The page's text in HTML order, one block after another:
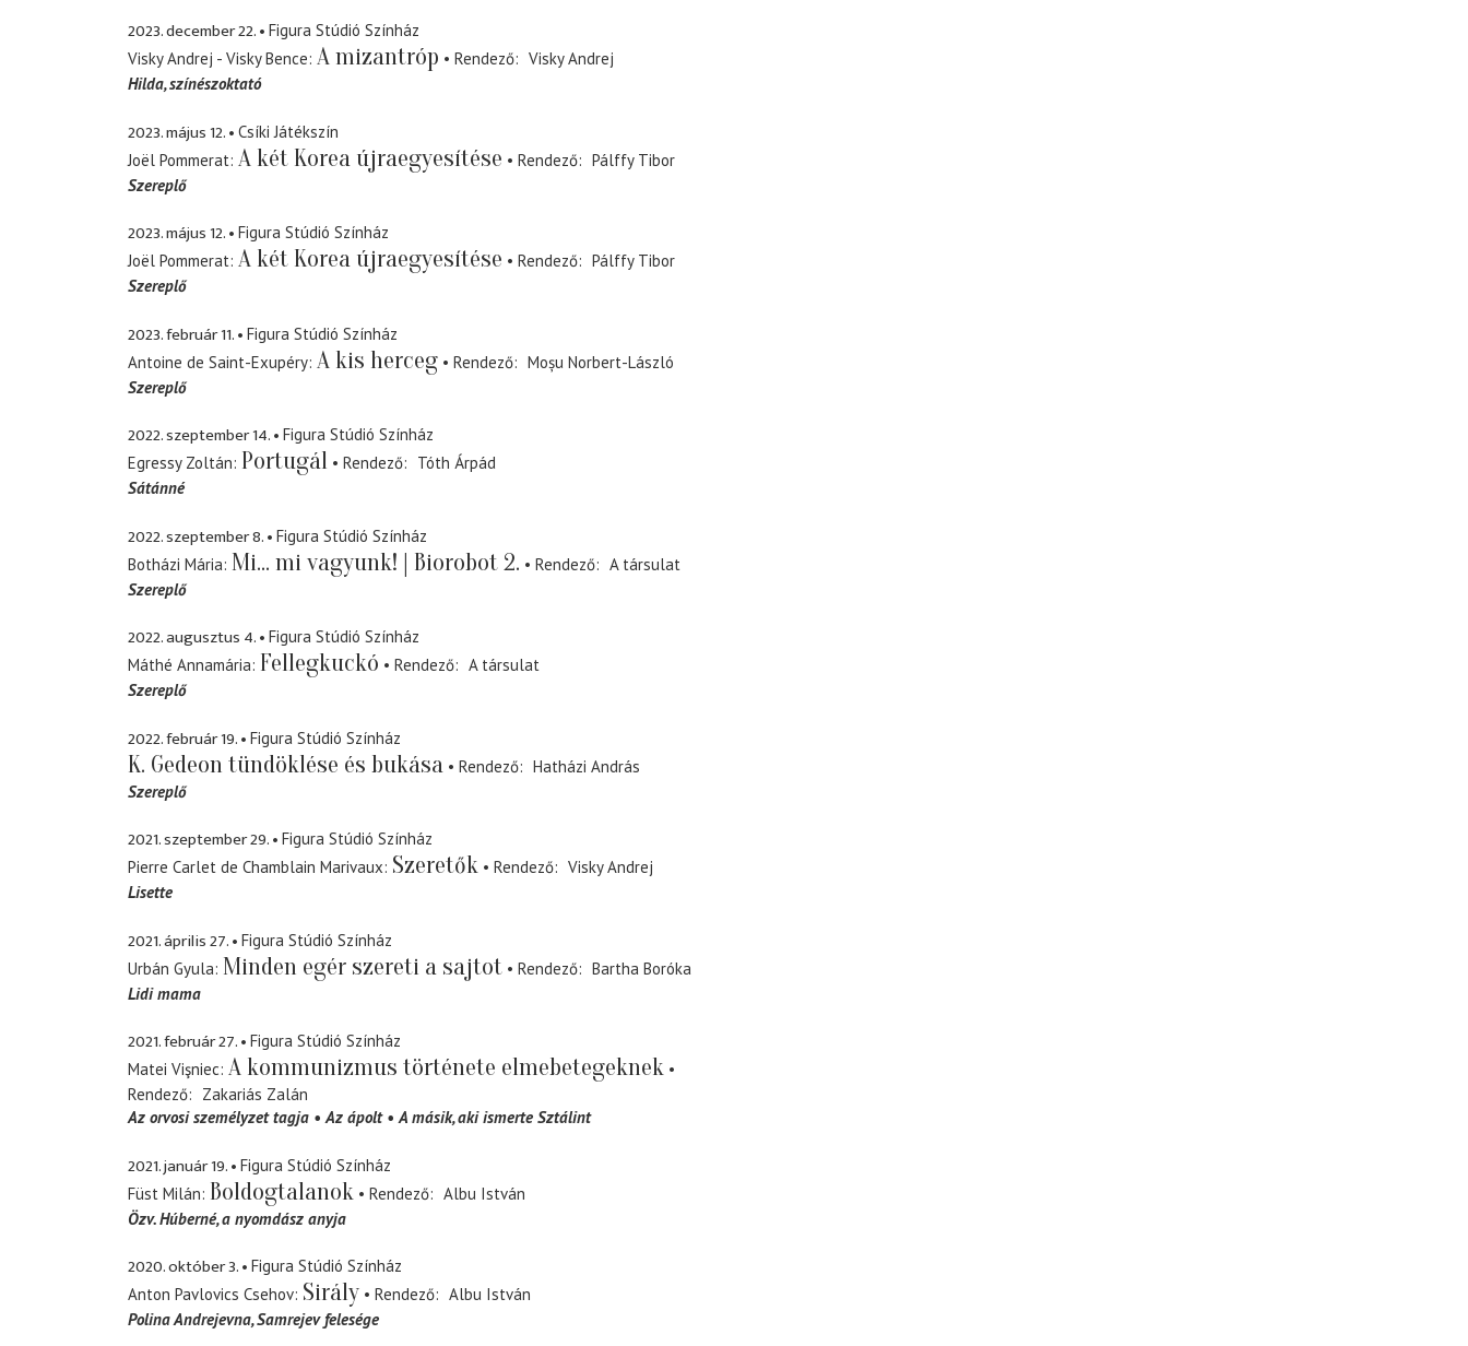
2023. december 22.
Figura Stúdió Színház
Visky Andrej - Visky Bence A mizantróp Rendező
Visky Andrej
Hilda színészoktató
2023. május 12.
Csíki Játékszín
Joël Pommerat A két Korea újraegyesítése Rendező
Pálffy Tibor
Szereplő
2023. május 12.
Figura Stúdió Színház
Joël Pommerat A két Korea újraegyesítése Rendező
Pálffy Tibor
Szereplő
2023. február 11.
Figura Stúdió Színház
Antoine de Saint-Exupéry A kis herceg Rendező
Moșu Norbert-László
Szereplő
2022. szeptember 14.
Figura Stúdió Színház
Egressy Zoltán Portugál Rendező
Tóth Árpád
Sátánné
2022. szeptember 8.
Figura Stúdió Színház
Botházi Mária Mi... mi vagyunk! | Biorobot 2. Rendező
A társulat
Szereplő
2022. augusztus 4.
Figura Stúdió Színház
Máthé Annamária Fellegkuckó Rendező
A társulat
Szereplő
2022. február 19. Figura Stúdió Színház
K. Gedeon tündöklése és bukása Rendező
Hatházi András
Szereplő
2021. szeptember 29.
Figura Stúdió Színház
Pierre Carlet de Chamblain Marivaux Szeretők Rendező
Visky Andrej
Lisette
2021. április 27.
Figura Stúdió Színház
Urbán Gyula Minden egér szereti a sajtot Rendező
Bartha Boróka
Lidi mama
2021. február 27.
Figura Stúdió Színház
Matei Vişniec A kommunizmus története elmebetegeknek
Rendező
Zakariás Zalán
Az orvosi személyzet tagja
Az ápolt A másik, aki ismerte Sztálint
2021. január 19.
Figura Stúdió Színház
Füst Milán Boldogtalanok Rendező
Albu István
Özv. Húberné a nyomdász anyja
2020. október 3.
Figura Stúdió Színház
Anton Pavlovics Csehov Sirály Rendező
Albu István
Polina Andrejevna Samrejev felesége